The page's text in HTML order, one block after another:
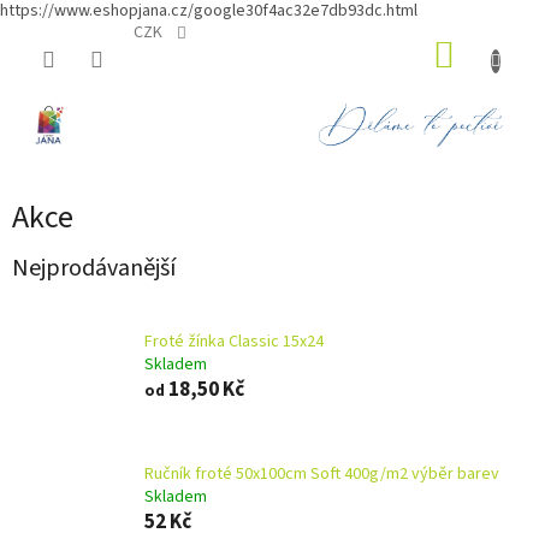
https://www.eshopjana.cz/google30f4ac32e7db93dc.html
CZK
Akce
Nejprodávanější
Froté žínka Classic 15x24
Skladem
od 18,50 Kč
Ručník froté 50x100cm Soft 400g/m2 výběr barev
Skladem
52 Kč